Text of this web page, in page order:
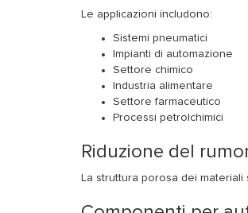
Le applicazioni includono:
Sistemi pneumatici
Impianti di automazione
Settore chimico
Industria alimentare
Settore farmaceutico
Processi petrolchimici
Riduzione del
La struttura porosa dei